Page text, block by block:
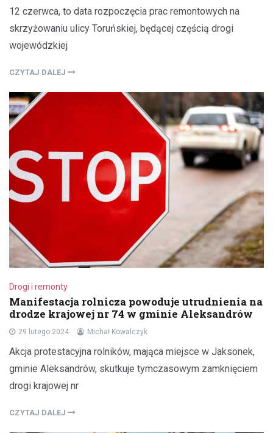
12 czerwca, to data rozpoczęcia prac remontowych na
skrzyżowaniu ulicy Toruńskiej, będącej częścią drogi
wojewódzkiej
CZYTAJ DALEJ
Drogi i remonty
Manifestacja rolnicza powoduje utrudnienia na
drodze krajowej nr 74 w gminie Aleksandrów
29 lutego 2024 Michał Kowalczyk
Akcja protestacyjna rolników, mająca miejsce w Jaksonek,
gminie Aleksandrów, skutkuje tymczasowym zamknięciem
drogi krajowej nr
CZYTAJ DALEJ